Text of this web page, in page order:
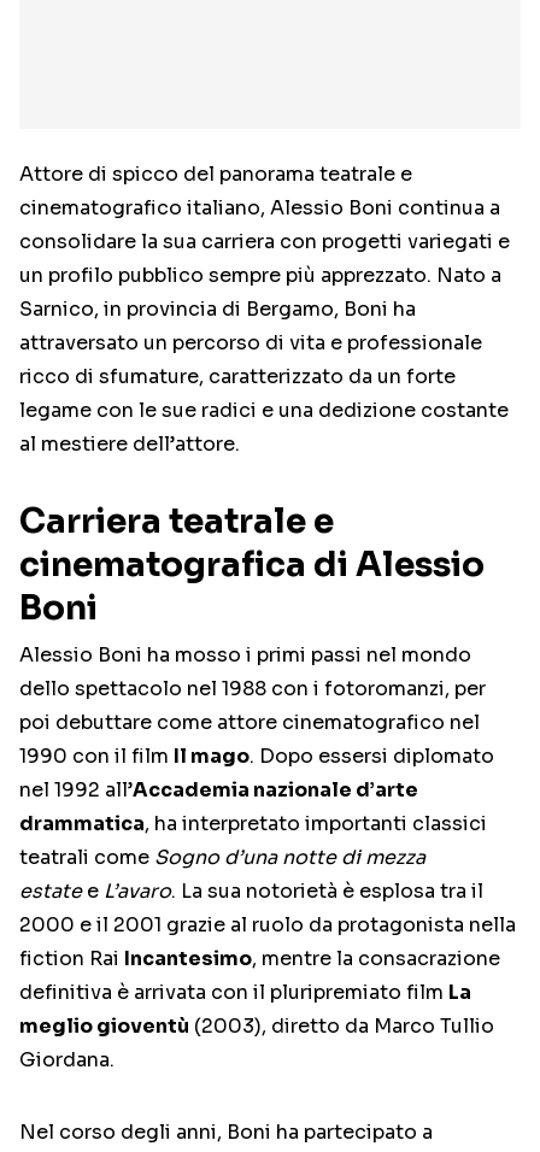
Attore di spicco del panorama teatrale e
cinematografico italiano, Alessio Boni continua a
consolidare la sua carriera con progetti variegati e
un profilo pubblico sempre più apprezzato. Nato a
Sarnico, in provincia di Bergamo, Boni ha
attraversato un percorso di vita e professionale
ricco di sfumature, caratterizzato da un forte
legame con le sue radici e una dedizione costante
al mestiere dell’attore.
Carriera teatrale e
cinematografica di Alessio
Boni
Alessio Boni ha mosso i primi passi nel mondo
dello spettacolo nel 1988 con i fotoromanzi, per
poi debuttare come attore cinematografico nel
1990 con il film Il mago. Dopo essersi diplomato
nel 1992 all’Accademia nazionale d’arte
drammatica, ha interpretato importanti classici
teatrali come Sogno d’una notte di mezza
estatee L’avaro. La sua notorietà è esplosa tra il
2000 e il 2001 grazie al ruolo da protagonista nella
fiction Rai Incantesimo, mentre la consacrazione
definitiva è arrivata con il pluripremiato film La
meglio gioventù (2003), diretto da Marco Tullio
Giordana.
Nel corso degli anni, Boni ha partecipato a